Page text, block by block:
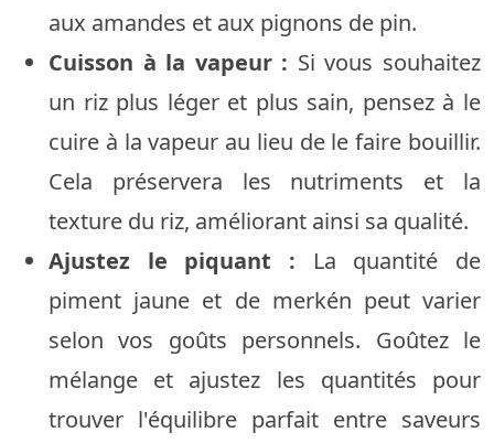
aux amandes et aux pignons de pin.
Cuisson à la vapeur : Si vous souhaitez
un riz plus léger et plus sain, pensez à le
cuire à la vapeur au lieu de le faire bouillir.
Cela préservera les nutriments et la
texture du riz, améliorant ainsi sa qualité.
Ajustez le piquant : La quantité de
piment jaune et de merkén peut varier
selon vos goûts personnels. Goûtez le
mélange et ajustez les quantités pour
trouver l'équilibre parfait entre saveurs